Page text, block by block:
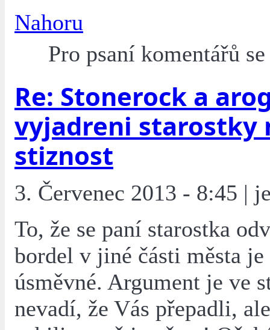
Nahoru
Pro psaní komentářů
Re: Stonerock a
vyjadreni starostky
stiznost
3. Červenec 2013 - 8:45 |
To, že se paní starostka
bordel v jiné části města je
úsměvné. Argument je ve
nevadí, že Vás přepadli,